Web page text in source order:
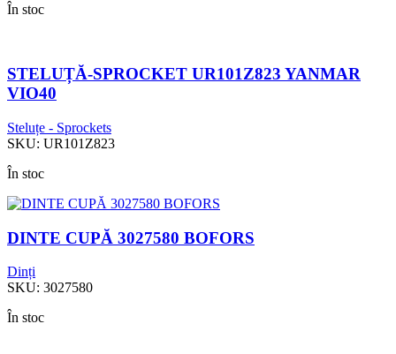
În stoc
STELUȚĂ-SPROCKET UR101Z823 YANMAR
VIO40
Steluțe - Sprockets
SKU: UR101Z823
În stoc
DINTE CUPĂ 3027580 BOFORS
Dinți
SKU: 3027580
În stoc